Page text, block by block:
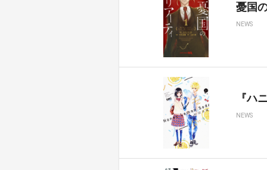
憂国
NEWS
『ハ
NEWS